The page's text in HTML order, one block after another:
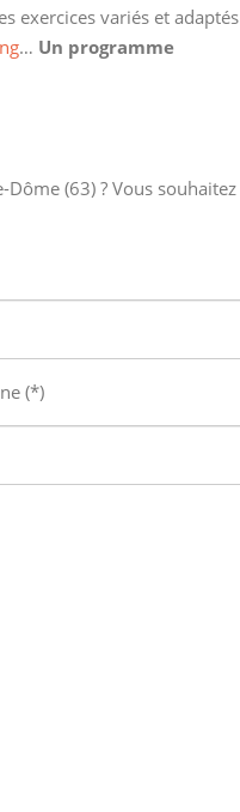
exercices variés et adaptés
… Un programme
(63) ? Vous souhaitez
(*)